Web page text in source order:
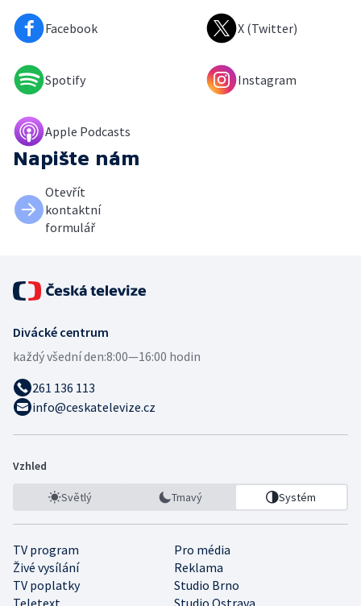
Facebook X (Twitter)
Spotify Instagram
Apple Podcasts
Napište nám
Otevřít
kontaktní
formulář
Divácké centrum
každý všední den:8:00—16:00 hodin
261 136 113
info@ceskatelevize.cz
Vzhled
Světlý Tmavý Systém
TV program
Pro média
Živé vysílání
Reklama
TV poplatky
Studio Brno